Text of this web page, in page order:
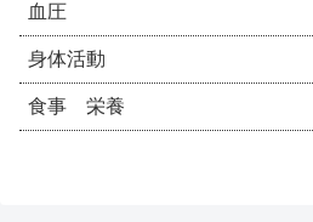
血圧
身体活動
食事 栄養